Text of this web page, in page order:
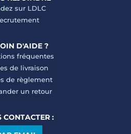
sur LDLC
D'AIDE ?
fréquentes
de livraison
de règlement
un retour
CONTACTER :